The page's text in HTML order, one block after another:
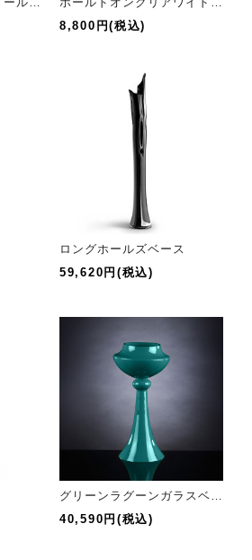
8,800円(税込)
ロングホールズベース
59,620円(税込)
40,590円(税込)